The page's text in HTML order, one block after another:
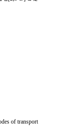
of transport